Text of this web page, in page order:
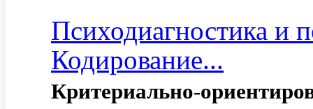
Психодиагностика и
Кодирование...
Критериально-